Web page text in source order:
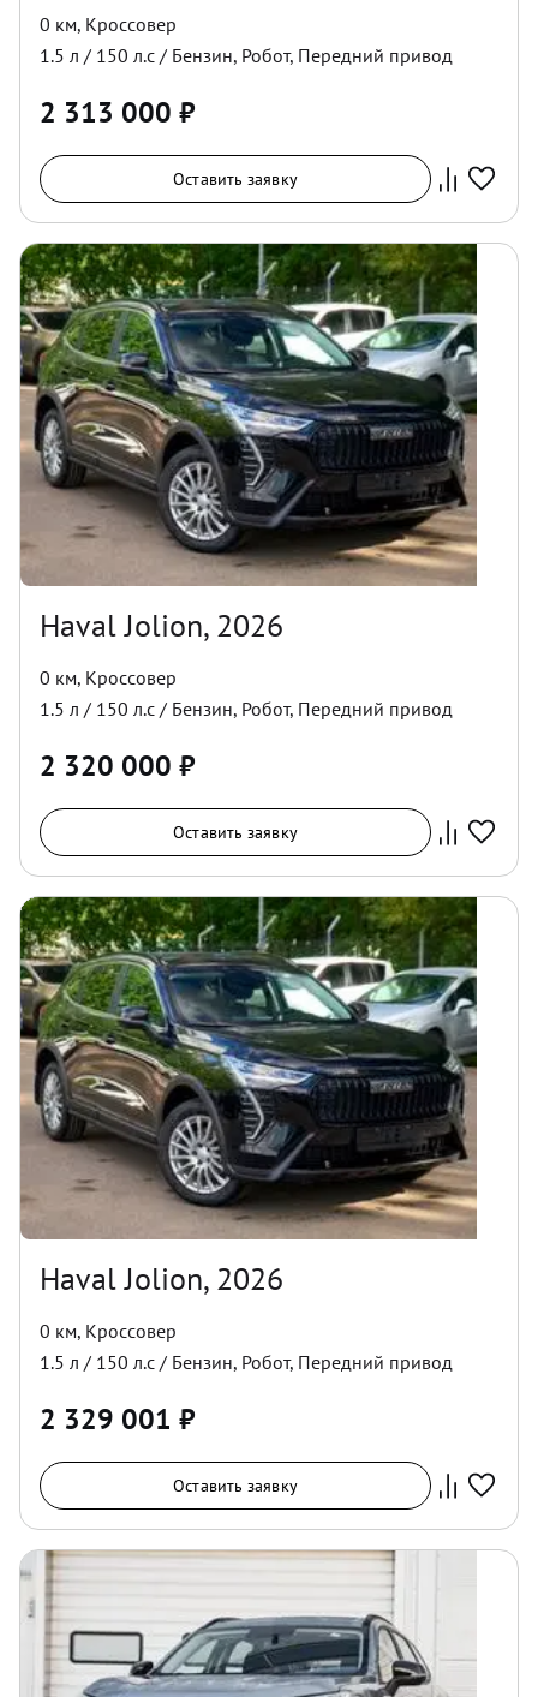
0 км, Кроссовер
1.5 л / 150 л.с / Бензин, Робот, Передний привод
2 313 000 ₽
Оставить заявку
Haval Jolion, 2026
0 км, Кроссовер
1.5 л / 150 л.с / Бензин, Робот, Передний привод
2 320 000 ₽
Оставить заявку
Haval Jolion, 2026
0 км, Кроссовер
1.5 л / 150 л.с / Бензин, Робот, Передний привод
2 329 001 ₽
Оставить заявку